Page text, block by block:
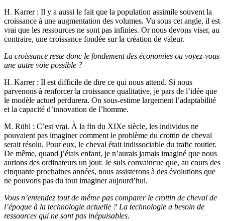
H. Karrer: Il y a aussi le fait que la population assimile souvent la
croissance à une augmentation des volumes. Vu sous cet angle, il est
vrai que les ressources ne sont pas infinies. Or nous devons viser, au
contraire, une croissance fondée sur la création de valeur.
La croissance reste donc le fondement des économies ou voyez-vous
une autre voie possible ?
H. Karrer: Il est difficile de dire ce qui nous attend. Si nous
parvenons à renforcer la croissance qualitative, je pars de l’idée que
le modèle actuel perdurera. On sous-estime largement l’adaptabilité
et la capacité d’innovation de l’homme.
M. Rühl : C’est vrai. À la fin du XIXe siècle, les individus ne
pouvaient pas imaginer comment le problème du crottin de cheval
serait résolu. Pour eux, le cheval était indissociable du trafic routier.
De même, quand j’étais enfant, je n’aurais jamais imaginé que nous
aurions des ordinateurs un jour. Je suis convaincue que, au cours des
cinquante prochaines années, nous assisterons à des évolutions que
ne pouvons pas du tout imaginer aujourd’hui.
Vous n’entendez tout de même pas comparer le crottin de cheval de
l’époque à la technologie actuelle ? La technologie a besoin de
ressources qui ne sont pas inépuisables.